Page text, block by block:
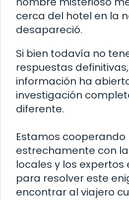
cerca del hotel en la
desapareció.
Si bien todavía no
respuestas
información ha
investigación
diferente.
Estamos cooperando
estrechamente con
locales y los expertos
para resolver este
encontrar al viajero